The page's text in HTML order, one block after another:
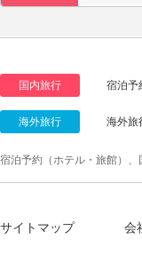
国内旅行 宿泊予
海外旅行 海外旅
宿泊予約（ホテル・旅館）
サイトマップ 会